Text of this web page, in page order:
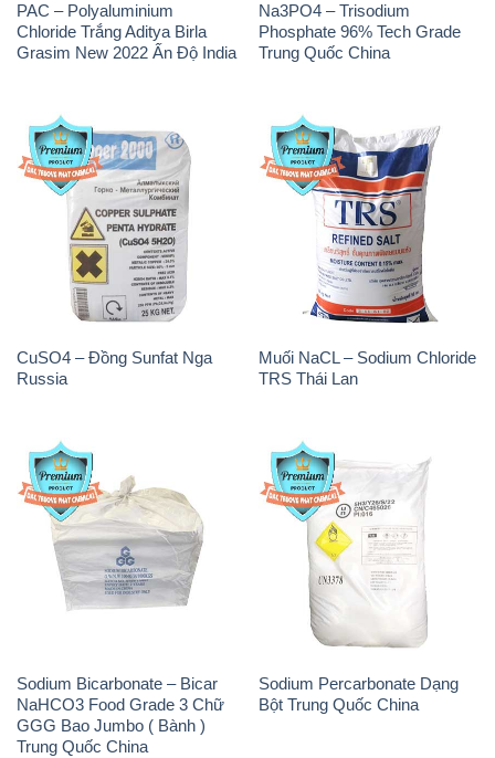
PAC – Polyaluminium
Chloride Trắng Aditya Birla
Grasim New 2022 Ấn Độ India
Na3PO4 – Trisodium
Phosphate 96% Tech Grade
Trung Quốc China
CuSO4 – Đồng Sunfat Nga
Russia
Muối NaCL – Sodium Chloride
TRS Thái Lan
Sodium Bicarbonate – Bicar
NaHCO3 Food Grade 3 Chữ
GGG Bao Jumbo ( Bành )
Trung Quốc China
Sodium Percarbonate Dạng
Bột Trung Quốc China